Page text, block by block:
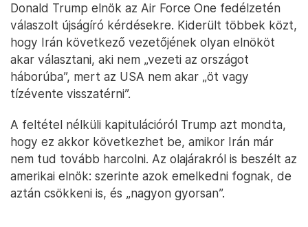
Donald Trump elnök az Air Force One fedélzetén
válaszolt újságíró kérdésekre. Kiderült többek közt,
hogy Irán következő vezetőjének olyan elnököt
akar választani, aki nem „vezeti az országot
háborúba”, mert az USA nem akar „öt vagy
tízévente visszatérni”.
A feltétel nélküli kapitulációról Trump azt mondta,
hogy ez akkor következhet be, amikor Irán már
nem tud tovább harcolni. Az olajárakról is beszélt az
amerikai elnök: szerinte azok emelkedni fognak, de
aztán csökkeni is, és „nagyon gyorsan”.